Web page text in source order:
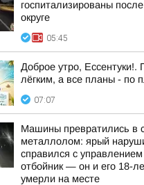
госпитализированы
округе
05:45
Доброе утро, Ессентуки!.
лёгким, а все планы - по
07:07
Машины превратились в
металлолом: ярый
справился с
отбойник — он и его 18-
умерли на месте